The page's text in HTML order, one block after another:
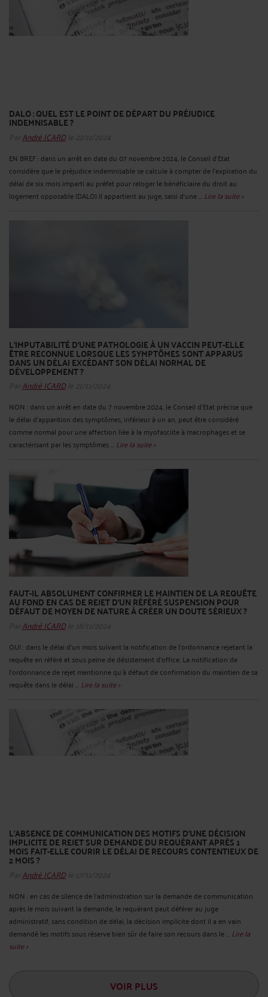
DALO : QUEL EST LE POINT DE DÉPART DU PRÉJUDICE
INDEMNISABLE ?
ParAndré ICARDle 22/11/2024
EN BREF : dans un arrêt en date du 07 novembre 2024, le Conseil d’Etat
considère que le préjudice indemnisable se calcule à compter de l’expiration du
délai de six mois imparti au préfet pour reloger le bénéficiaire du droit au
logement opposable (DALO) Il appartient au juge, saisi d’une ... Lire la suite >
L’IMPUTABILITÉ D’UNE PATHOLOGIE À UN VACCIN PEUT-ELLE
ÊTRE RECONNUE LORSQUE LES SYMPTÔMES SONT APPARUS
DANS UN DÉLAI EXCÉDANT SON DÉLAI NORMAL DE
DÉVELOPPEMENT ?
ParAndré ICARDle 21/11/2024
NON : dans un arrêt en date du 7 novembre 2024, le Conseil d’Etat précise que
le délai d’apparition des symptômes, inférieur à un an, peut être considéré
comme normal pour une affection liée à la myofasciite à macrophages et se
caractérisant par les symptômes ... Lire la suite >
FAUT-IL ABSOLUMENT CONFIRMER LE MAINTIEN DE LA REQUÊTE
AU FOND EN CAS DE REJET D’UN RÉFÉRÉ SUSPENSION POUR
DÉFAUT DE MOYEN DE NATURE À CRÉER UN DOUTE SÉRIEUX ?
ParAndré ICARDle 18/11/2024
OUI : dans le délai d’un mois suivant la notification de l’ordonnance rejetant la
requête en référé et sous peine de désistement d’office. La notification de
l’ordonnance de rejet mentionne qu’à défaut de confirmation du maintien de sa
requête dans le délai ... Lire la suite >
L’ABSENCE DE COMMUNICATION DES MOTIFS D’UNE DÉCISION
IMPLICITE DE REJET SUR DEMANDE DU REQUÉRANT APRÈS 1
MOIS FAIT-ELLE COURIR LE DÉLAI DE RECOURS CONTENTIEUX DE
2 MOIS ?
ParAndré ICARDle 17/11/2024
NON : en cas de silence de l’administration sur la demande de communication
après le mois suivant la demande, le requérant peut déférer au juge
administratif, sans condition de délai, la décision implicite dont il a en vain
demandé les motifs sous réserve bien sûr de faire son recours dans le ... Lire la
suite >
VOIR PLUS